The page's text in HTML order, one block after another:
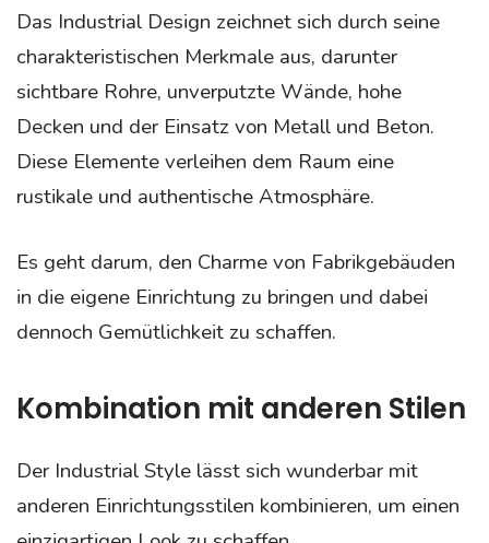
Das Industrial Design zeichnet sich durch seine
charakteristischen Merkmale aus, darunter
sichtbare Rohre, unverputzte Wände, hohe
Decken und der Einsatz von Metall und Beton.
Diese Elemente verleihen dem Raum eine
rustikale und authentische Atmosphäre.
Es geht darum, den Charme von Fabrikgebäuden
in die eigene Einrichtung zu bringen und dabei
dennoch Gemütlichkeit zu schaffen.
Kombination mit anderen Stilen
Der Industrial Style lässt sich wunderbar mit
anderen Einrichtungsstilen kombinieren, um einen